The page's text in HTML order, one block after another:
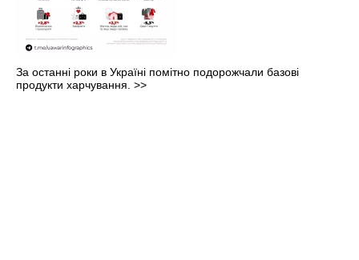
За останні роки в Україні помітно подорожчали базові
продукти харчування. >>